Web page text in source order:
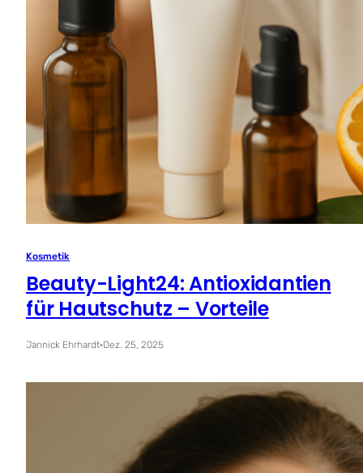
Kosmetik
Beauty-Light24: Antioxidantien
für Hautschutz – Vorteile
Jannick Ehrhardt·Dez. 25, 2025